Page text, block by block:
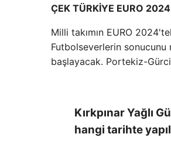
ÇEK TÜRKİYE EURO
Milli takımın EURO
Futbolseverlerin
başlayacak. Portekiz-
Kırkpınar Yağlı
hangi tarihte